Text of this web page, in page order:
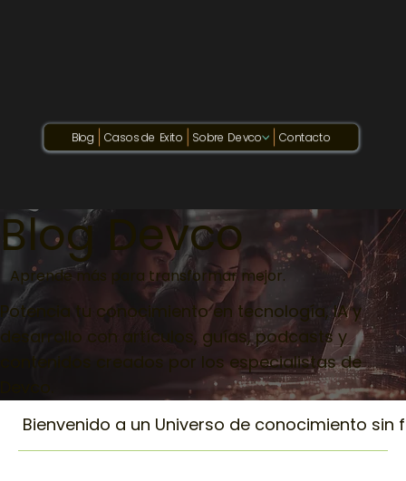
Blog Casos de Exito Sobre Devco Contacto
Blog Devco
Aprende más para transformar mejor.
Potencia tu conocimiento en tecnología, IA y
desarrollo con artículos, guías, podcasts y
contenidos creados por los especialistas de
Bienvenido a un Universo de conocimiento sin